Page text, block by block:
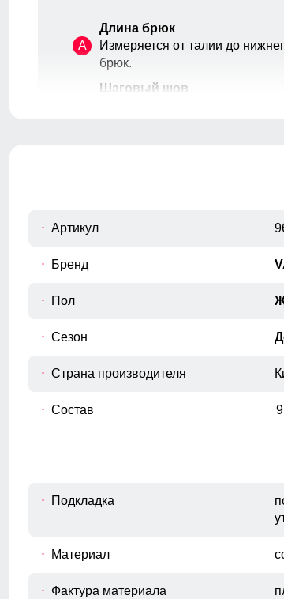
A
Длина брюк
Измеряется от талии до
брюк.
Шаговый шов
Измеряется вокруг самой
нижнему краю.
Артикул
Бренд
Пол
Сезон
Страна производителя
Состав
Подкладка
Материал
Фактура материала